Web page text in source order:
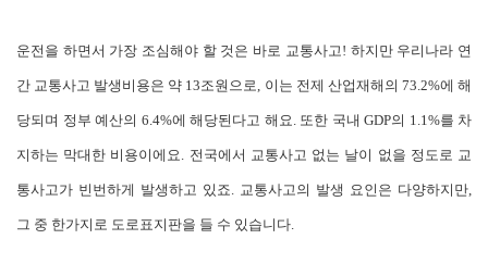
운전을 하면서 가장 조심해야 할 것은 바로 교통사고! 하지만 우리나라 연
간 교통사고 발생비용은 약 13조원으로, 이는 전제 산업재해의 73.2%에 해
당되며 정부 예산의 6.4%에 해당된다고 해요. 또한 국내 GDP의 1.1%를 차
지하는 막대한 비용이에요. 전국에서 교통사고 없는 날이 없을 정도로 교
통사고가 빈번하게 발생하고 있죠. 교통사고의 발생 요인은 다양하지만,
그 중 한가지로 도로표지판을 들 수 있습니다.